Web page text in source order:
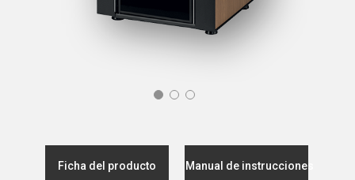
Ficha del producto Manual de instrucciones